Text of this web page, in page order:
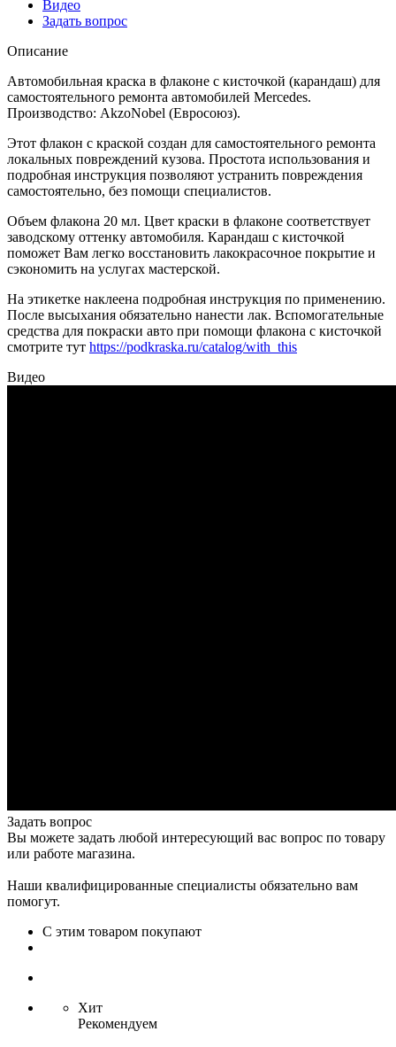
Видео
Задать вопрос
Описание
Автомобильная краска в флаконе с кисточкой (карандаш) для
самостоятельного ремонта автомобилей Mercedes.
Производство: AkzoNobel (Евросоюз).
Этот флакон с краской создан для самостоятельного ремонта
локальных повреждений кузова. Простота использования и
подробная инструкция позволяют устранить повреждения
самостоятельно, без помощи специалистов.
Объем флакона 20 мл. Цвет краски в флаконе соответствует
заводскому оттенку автомобиля. Карандаш с кисточкой
поможет Вам легко восстановить лакокрасочное покрытие и
сэкономить на услугах мастерской.
На этикетке наклеена подробная инструкция по применению.
После высыхания обязательно нанести лак. Вспомогательные
средства для покраски авто при помощи флакона с кисточкой
смотрите тут https://podkraska.ru/catalog/with_this
Видео
Задать вопрос
Вы можете задать любой интересующий вас вопрос по товару
или работе магазина.
Наши квалифицированные специалисты обязательно вам
помогут.
С этим товаром покупают
Хит
Рекомендуем